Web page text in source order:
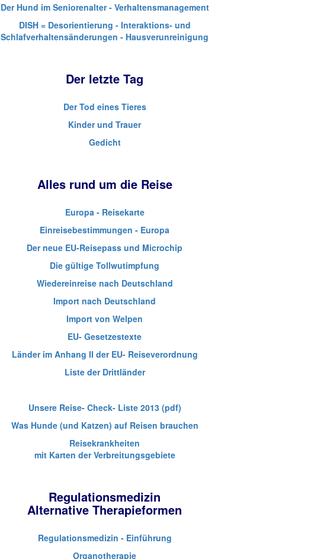
Der Hund im Seniorenalter - Verhaltensmanagement
DISH = Desorientierung - Interaktions- und
Schlafverhaltensänderungen - Hausverunreinigung
Der letzte Tag
Der Tod eines Tieres
Kinder und Trauer
Gedicht
Alles rund um die Reise
Europa - Reisekarte
Einreisebestimmungen - Europa
Der neue EU-Reisepass und Microchip
Die gültige Tollwutimpfung
Wiedereinreise nach Deutschland
Import nach Deutschland
Import von Welpen
EU- Gesetzestexte
Länder im Anhang II der EU- Reiseverordnung
Liste der Drittländer
Unsere Reise- Check- Liste 2013 (pdf)
Was Hunde (und Katzen) auf Reisen brauchen
Reisekrankheiten
mit Karten der Verbreitungsgebiete
Regulationsmedizin
Alternative Therapieformen
Regulationsmedizin - Einführung
Organotherapie